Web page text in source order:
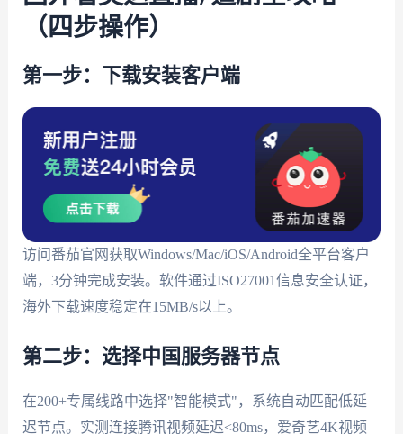
（四步操作）
第一步：下载安装客户端
访问番茄官网获取Windows/Mac/iOS/Android全平台客户
端，3分钟完成安装。软件通过ISO27001信息安全认证，
海外下载速度稳定在15MB/s以上。
第二步：选择中国服务器节点
在200+专属线路中选择"智能模式"，系统自动匹配低延
迟节点。实测连接腾讯视频延迟<80ms，爱奇艺4K视频